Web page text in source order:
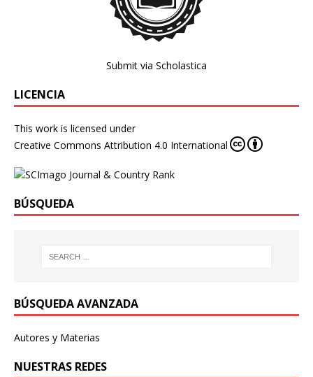
Submit via Scholastica
LICENCIA
This work is licensed under
Creative Commons Attribution 4.0 International
BÚSQUEDA
BÚSQUEDA AVANZADA
Autores y Materias
NUESTRAS REDES